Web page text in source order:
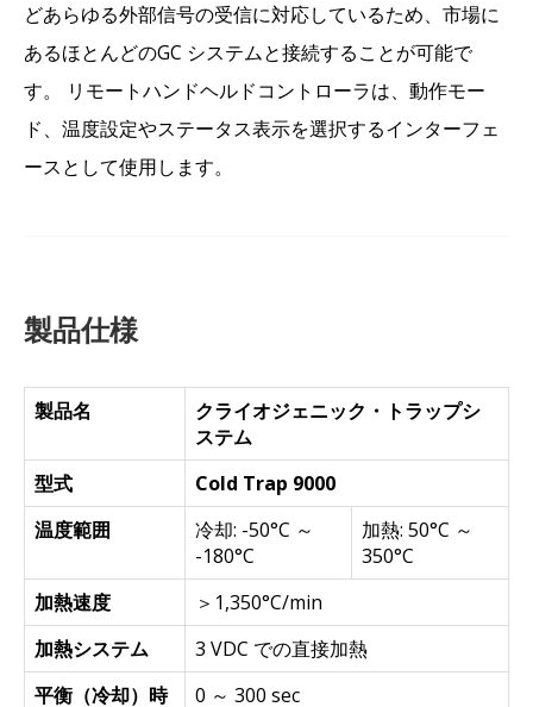
どあらゆる外部信号の受信に対応しているため、市場に
あるほとんどのGC システムと接続することが可能で
す。 リモートハンドヘルドコントローラは、動作モー
ド、温度設定やステータス表示を選択するインターフェ
ースとして使用します。
製品仕様
製品名
クライオジェニック・トラップシ
ステム
型式
Cold Trap 9000
温度範囲
冷却: -50°C ～
-180°C
加熱: 50°C ～
350°C
加熱速度
＞1,350°C/min
加熱システム
3 VDC での直接加熱
平衡（冷却）時
0 ～ 300 sec